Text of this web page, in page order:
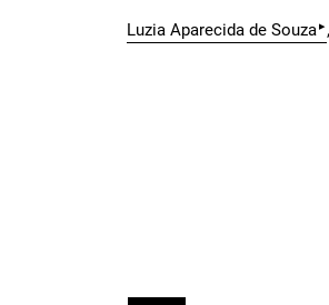
Luzia Aparecida de Souza▸